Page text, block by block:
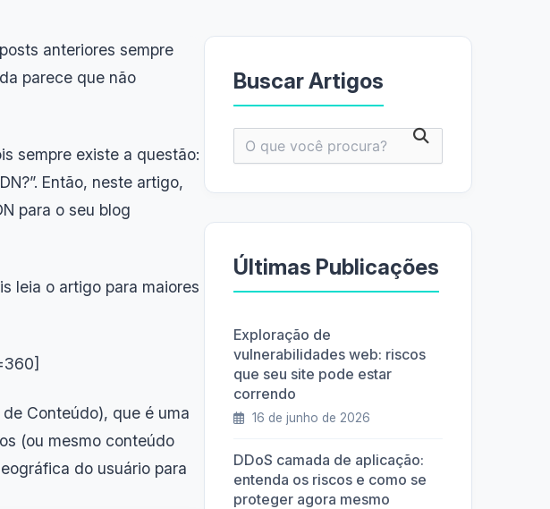
anteriores sempre
parece que não
sempre existe a questão:
Então, neste artigo,
para o seu blog
leia o artigo para maiores
Conteúdo), que é uma
(ou mesmo conteúdo
do usuário para
Buscar Artigos
por:
Últimas Publicações
Exploração de
vulnerabilidades web: riscos
que seu site pode estar
correndo
16 de junho de 2026
DDoS camada de aplicação:
entenda os riscos e como se
proteger agora mesmo